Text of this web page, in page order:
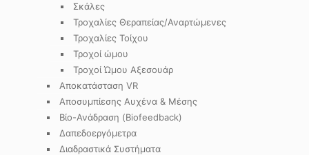
Σκάλες
Τροχαλίες Θεραπείας/Αναρτώμενες
Τροχαλίες Τοίχου
Τροχοί ώμου
Τροχοί Ώμου Αξεσουάρ
Αποκατάσταση VR
Αποσυμπίεσης Αυχένα & Μέσης
Βίο-Ανάδραση (Biofeedback)
Δαπεδοεργόμετρα
Διαδραστικά Συστήματα